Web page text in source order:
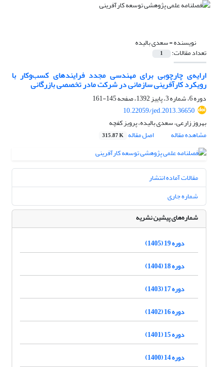
نویسنده =سعدی بالیده
تعداد مقالات: 1
ارایه‌ی چارچوبی برای مهندسی مجدد فرایندهای کسب‌وکار با
رویکرد کارآفرینی سازمانی در شرکت مادر تخصصی بازرگانی
دوره 6، شماره 3، پاییز 1392، صفحه
145-161
10.22059/jed.2013.36650
بهروز زارعی، سعدی بالیده، پرویز کفچه
مشاهده مقاله
اصل مقاله 315.87 K
مقالات آماده انتشار
شماره جاری
شماره‌های پیشین نشریه
دوره 19 (1405)
دوره 18 (1404)
دوره 17 (1403)
دوره 16 (1402)
دوره 15 (1401)
دوره 14 (1400)